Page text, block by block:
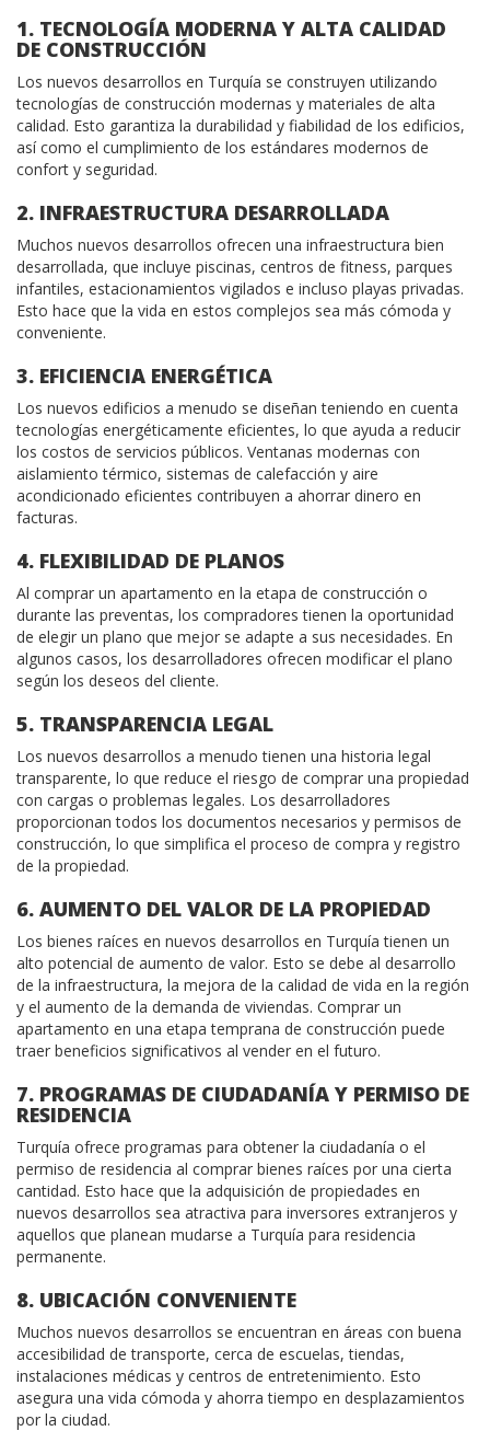
1. TECNOLOGÍA MODERNA Y ALTA CALIDAD
DE CONSTRUCCIÓN
Los nuevos desarrollos en Turquía se construyen utilizando
tecnologías de construcción modernas y materiales de alta
calidad. Esto garantiza la durabilidad y fiabilidad de los edificios,
así como el cumplimiento de los estándares modernos de
confort y seguridad.
2. INFRAESTRUCTURA DESARROLLADA
Muchos nuevos desarrollos ofrecen una infraestructura bien
desarrollada, que incluye piscinas, centros de fitness, parques
infantiles, estacionamientos vigilados e incluso playas privadas.
Esto hace que la vida en estos complejos sea más cómoda y
conveniente.
3. EFICIENCIA ENERGÉTICA
Los nuevos edificios a menudo se diseñan teniendo en cuenta
tecnologías energéticamente eficientes, lo que ayuda a reducir
los costos de servicios públicos. Ventanas modernas con
aislamiento térmico, sistemas de calefacción y aire
acondicionado eficientes contribuyen a ahorrar dinero en
facturas.
4. FLEXIBILIDAD DE PLANOS
Al comprar un apartamento en la etapa de construcción o
durante las preventas, los compradores tienen la oportunidad
de elegir un plano que mejor se adapte a sus necesidades. En
algunos casos, los desarrolladores ofrecen modificar el plano
según los deseos del cliente.
5. TRANSPARENCIA LEGAL
Los nuevos desarrollos a menudo tienen una historia legal
transparente, lo que reduce el riesgo de comprar una propiedad
con cargas o problemas legales. Los desarrolladores
proporcionan todos los documentos necesarios y permisos de
construcción, lo que simplifica el proceso de compra y registro
de la propiedad.
6. AUMENTO DEL VALOR DE LA PROPIEDAD
Los bienes raíces en nuevos desarrollos en Turquía tienen un
alto potencial de aumento de valor. Esto se debe al desarrollo
de la infraestructura, la mejora de la calidad de vida en la región
y el aumento de la demanda de viviendas. Comprar un
apartamento en una etapa temprana de construcción puede
traer beneficios significativos al vender en el futuro.
7. PROGRAMAS DE CIUDADANÍA Y PERMISO DE
RESIDENCIA
Turquía ofrece programas para obtener la ciudadanía o el
permiso de residencia al comprar bienes raíces por una cierta
cantidad. Esto hace que la adquisición de propiedades en
nuevos desarrollos sea atractiva para inversores extranjeros y
aquellos que planean mudarse a Turquía para residencia
permanente.
8. UBICACIÓN CONVENIENTE
Muchos nuevos desarrollos se encuentran en áreas con buena
accesibilidad de transporte, cerca de escuelas, tiendas,
instalaciones médicas y centros de entretenimiento. Esto
asegura una vida cómoda y ahorra tiempo en desplazamientos
por la ciudad.